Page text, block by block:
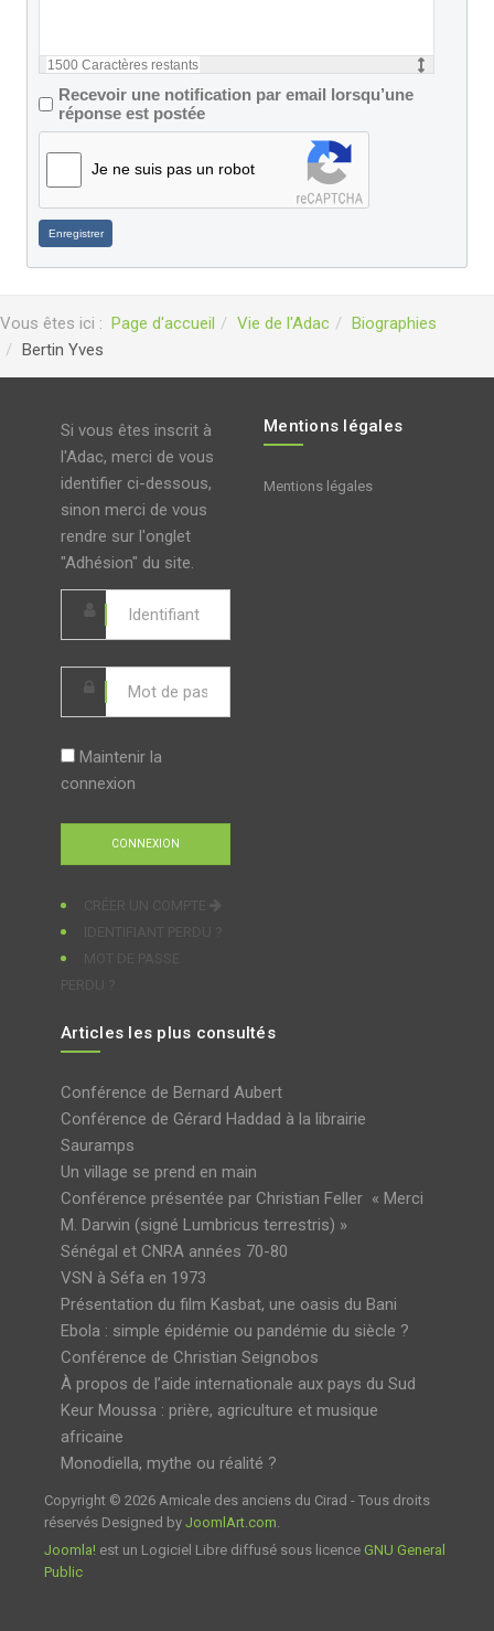
1500 Caractères restants
Recevoir une notification par email lorsqu’une
réponse est postée
Je ne suis pas un robot
Enregistrer
Vous êtes ici : Page d'accueil Vie de l'Adac
Biographies
Bertin Yves
Si vous êtes inscrit à
l'Adac, merci de vous
identifier ci-dessous,
sinon merci de vous
rendre sur l'onglet
"Adhésion" du site.
Maintenir la
connexion
Mentions légales
Mentions légales
Articles les plus consultés
Conférence de Bernard Aubert
Conférence de Gérard Haddad à la librairie
Sauramps
Un village se prend en main
Conférence présentée par Christian Feller « Merci
M. Darwin (signé Lumbricus terrestris) »
Sénégal et CNRA années 70-80
VSN à Séfa en 1973
Présentation du film Kasbat, une oasis du Bani
Ebola : simple épidémie ou pandémie du siècle ?
Conférence de Christian Seignobos
À propos de l’aide internationale aux pays du Sud
Keur Moussa : prière, agriculture et musique
africaine
Monodiella, mythe ou réalité ?
Copyright © 2026 Amicale des anciens du Cirad - Tous droits
réservés Designed by JoomlArt.com
Joomla! est un Logiciel Libre diffusé sous licence GNU General
Public